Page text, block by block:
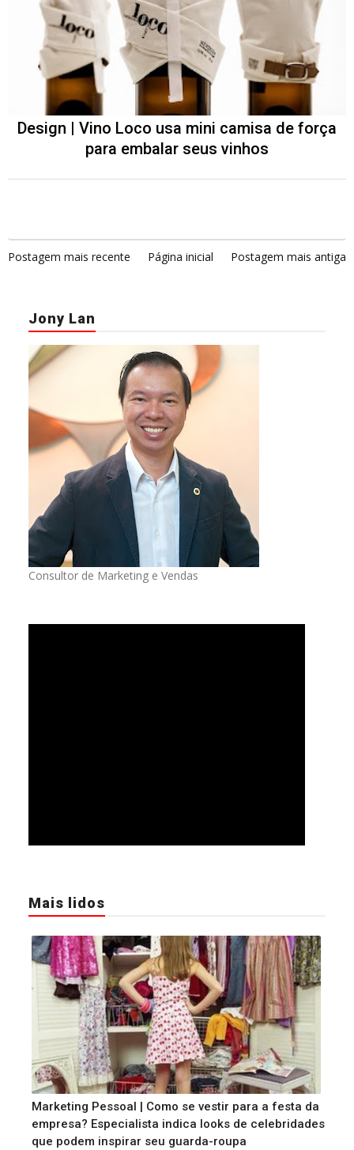
Design | Vino Loco usa mini camisa de força
para embalar seus vinhos
Postagem mais recente Página inicial Postagem mais antiga
Jony Lan
Consultor de Marketing e Vendas
Mais lidos
Marketing Pessoal | Como se vestir para a festa da
empresa? Especialista indica looks de celebridades
que podem inspirar seu guarda-roupa